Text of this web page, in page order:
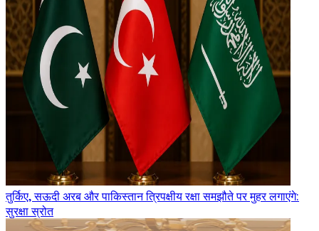
तुर्किए, सऊदी अरब और पाकिस्तान त्रिपक्षीय रक्षा समझौते पर मुहर लगाएंगे:
सुरक्षा स्रोत